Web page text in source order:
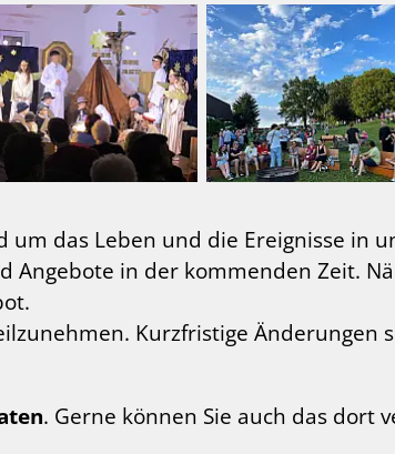
das Leben und die Ereignisse in
in der kommenden Zeit.
Kurzfristige Änderungen
. Gerne können Sie auch das dort